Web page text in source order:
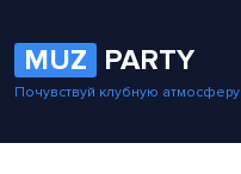
MUZ PARTY
Почувствуй клубную атмосферу